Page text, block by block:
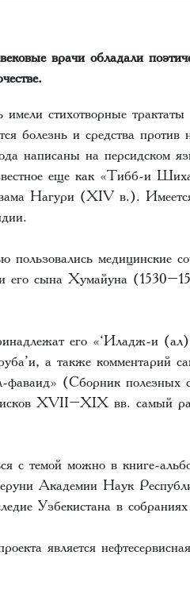
врачи обладали
стихотворные
болезнь и средства
написаны на
еще как «Тибб-и
Нагури (XIV в.).
пользовались медицинские
его сына Хумайуна
его «‘Иладж-и
а также комментарий
фаваид» (Сборник
XVII–XIX вв. самый
с темой можно в книге-
Академии Наук
Узбекистана в
является